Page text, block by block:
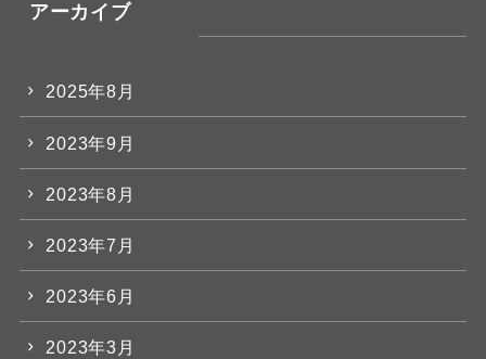
アーカイブ
2025年8月
2023年9月
2023年8月
2023年7月
2023年6月
2023年3月